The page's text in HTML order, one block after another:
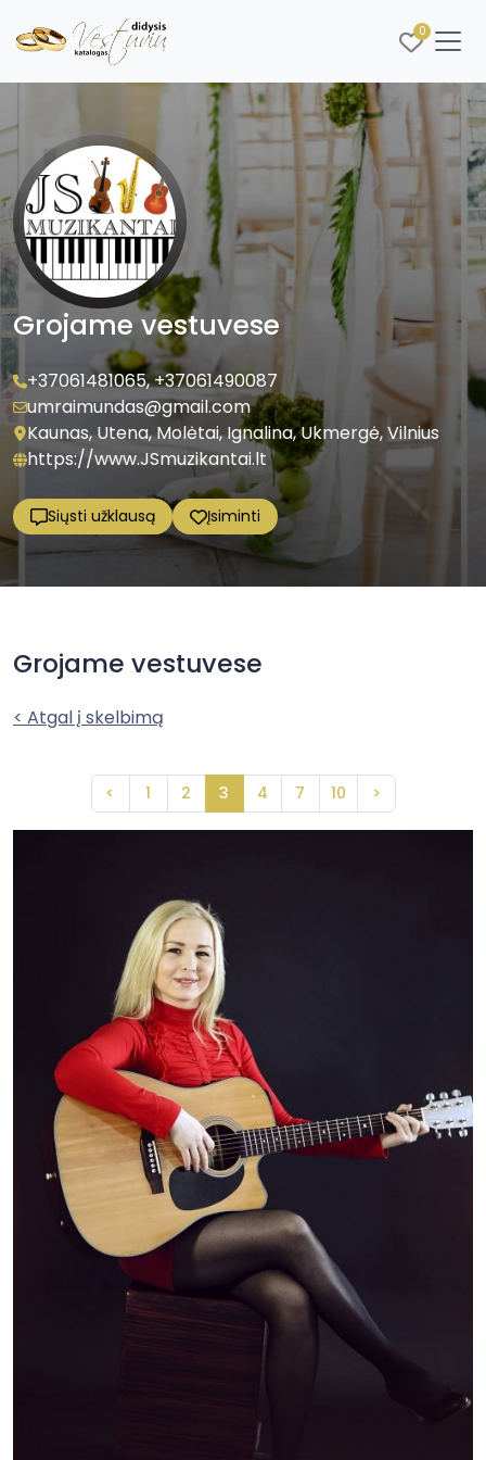
0
Grojame vestuvese
+37061481065,+37061490087
umraimundas@gmail.com
Kaunas, Utena, Molėtai, Ignalina, Ukmergė, Vilnius
https://www.JSmuzikantai.lt
Siųsti užklausą Įsiminti
Grojame vestuvese
< Atgal į skelbimą
< 1 2 3 4 7 10 >